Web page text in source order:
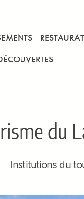
du
Institutions du